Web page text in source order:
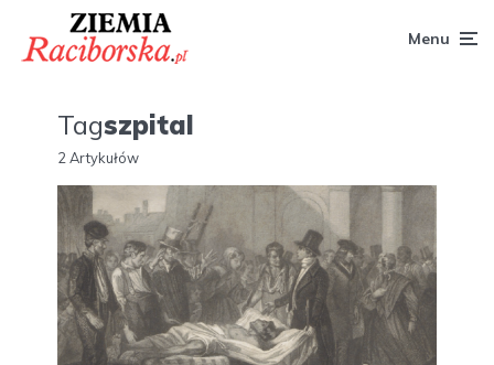
Menu
Tagszpital
2 Artykułów